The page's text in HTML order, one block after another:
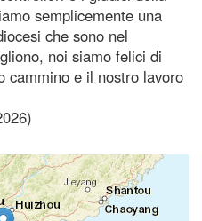
semplicemente una
che sono nel
noi siamo felici di
cammino e il nostro lavoro